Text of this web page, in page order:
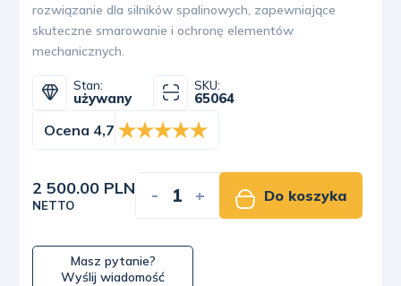
rozwiązanie dla silników spalinowych, zapewniające
skuteczne smarowanie i ochronę elementów
mechanicznych.
Stan:
używany
SKU:
65064
Ocena 4,7
2 500.00 PLN
NETTO - + Do koszyka
Masz pytanie?
Wyślij wiadomość